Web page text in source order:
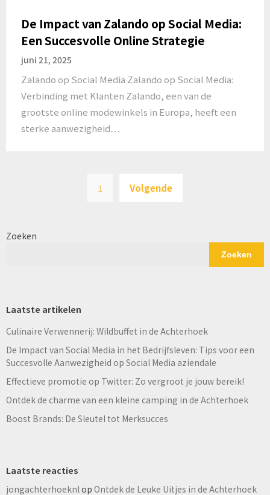
De Impact van Zalando op Social Media:
Een Succesvolle Online Strategie
juni 21, 2025
Zalando op Social Media Zalando op Social Media:
Verbinding met Klanten Zalando, een van de
grootste online modewinkels in Europa, heeft een
sterke aanwezigheid…
paginering
1 Volgende
Zoeken
Zoeken
Laatste artikelen
Culinaire Verwennerij: Wildbuffet in de Achterhoek
De Impact van Social Media in het Bedrijfsleven: Tips voor een
Succesvolle Aanwezigheid op Social Media aziendale
Effectieve promotie op Twitter: Zo vergroot je jouw bereik!
Ontdek de charme van een kleine camping in de Achterhoek
Boost Brands: De Sleutel tot Merksucces
Laatste reacties
jongachterhoeknlop Ontdek de Leuke Uitjes in de Achterhoek